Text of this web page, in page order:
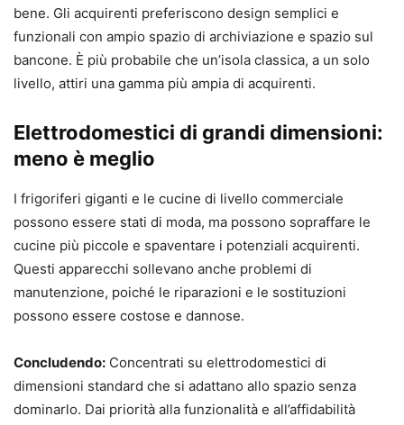
bene. Gli acquirenti preferiscono design semplici e
funzionali con ampio spazio di archiviazione e spazio sul
bancone. È più probabile che un’isola classica, a un solo
livello, attiri una gamma più ampia di acquirenti.
Elettrodomestici di grandi dimensioni:
meno è meglio
I frigoriferi giganti e le cucine di livello commerciale
possono essere stati di moda, ma possono sopraffare le
cucine più piccole e spaventare i potenziali acquirenti.
Questi apparecchi sollevano anche problemi di
manutenzione, poiché le riparazioni e le sostituzioni
possono essere costose e dannose.
Concludendo: Concentrati su elettrodomestici di
dimensioni standard che si adattano allo spazio senza
dominarlo. Dai priorità alla funzionalità e all’affidabilità